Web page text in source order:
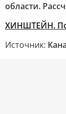
области.
ХИНШТЕЙН.
Источник: